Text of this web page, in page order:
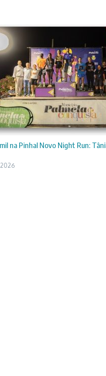
na Pinhal Novo Night Run:
2026